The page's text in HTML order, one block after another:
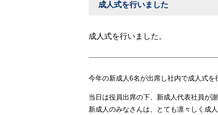
成人式を行いました
成人式を行いました。
今年の新成人6名が出席し社内で成人式を
当日は役員出席の下、新成人代表社員が
新成人のみなさんは、とても凛々しく成